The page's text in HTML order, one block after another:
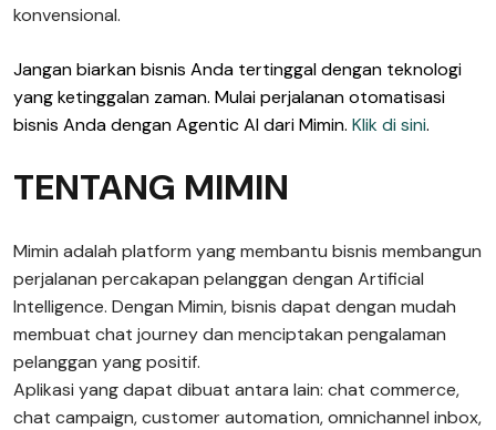
konvensional.
Jangan biarkan bisnis Anda tertinggal dengan teknologi
yang ketinggalan zaman. Mulai perjalanan otomatisasi
bisnis Anda dengan Agentic AI dari Mimin. Klik di sini.
TENTANG MIMIN
Mimin adalah platform yang membantu bisnis membangun
perjalanan percakapan pelanggan dengan Artificial
Intelligence. Dengan Mimin, bisnis dapat dengan mudah
membuat chat journey dan menciptakan pengalaman
pelanggan yang positif.
Aplikasi yang dapat dibuat antara lain: chat commerce,
chat campaign, customer automation, omnichannel inbox,